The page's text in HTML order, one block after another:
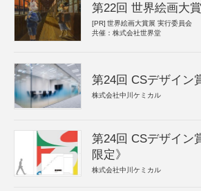
第22回 世界絵画大
[PR] 世界絵画大賞展 実行委員会
共催：株式会社世界堂
第24回 CSデザイン
株式会社中川ケミカル
第24回 CSデザイン
限定》
株式会社中川ケミカル